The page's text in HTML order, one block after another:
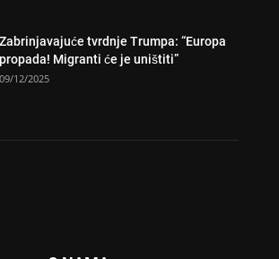
Zabrinjavajuće tvrdnje Trumpa: “Europa
propada! Migranti će je uništiti”
09/12/2025